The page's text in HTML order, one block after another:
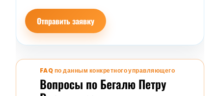
Отправить заявку
FAQ по данным конкретного управляющего
Вопросы по Бегалю Петру